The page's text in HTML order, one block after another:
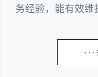
务经验，能有效维
· ·